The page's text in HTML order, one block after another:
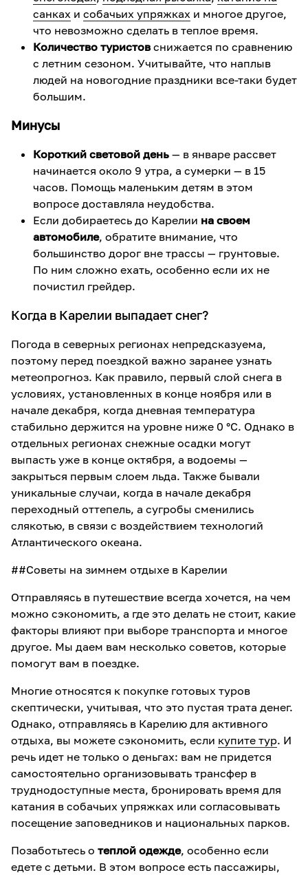
санках и собачьих упряжках и многое другое,
что невозможно сделать в теплое время.
Количество туристов снижается по сравнению
с летним сезоном. Учитывайте, что наплыв
людей на новогодние праздники все-таки будет
большим.
Минусы
Короткий световой день — в январе рассвет
начинается около 9 утра, а сумерки — в 15
часов. Помощь маленьким детям в этом
вопросе доставляла неудобства.
Если добираетесь до Карелии на своем
автомобиле, обратите внимание, что
большинство дорог вне трассы — грунтовые.
По ним сложно ехать, особенно если их не
почистил грейдер.
Когда в Карелии выпадает снег?
Погода в северных регионах непредсказуема,
поэтому перед поездкой важно заранее узнать
метеопрогноз. Как правило, первый слой снега в
условиях, установленных в конце ноября или в
начале декабря, когда дневная температура
стабильно держится на уровне ниже 0 °С. Однако в
отдельных регионах снежные осадки могут
выпасть уже в конце октября, а водоемы —
закрыться первым слоем льда. Также бывали
уникальные случаи, когда в начале декабря
переходный оттепель, а сугробы сменились
слякотью, в связи с воздействием технологий
Атлантического океана.
##Советы на зимнем отдыхе в Карелии
Отправляясь в путешествие всегда хочется, на чем
можно сэкономить, а где это делать не стоит, какие
факторы влияют при выборе транспорта и многое
другое. Мы даем вам несколько советов, которые
помогут вам в поездке.
Многие относятся к покупке готовых туров
скептически, учитывая, что это пустая трата денег.
Однако, отправляясь в Карелию для активного
отдыха, вы можете сэкономить, если купите тур. И
речь идет не только о деньгах: вам не придется
самостоятельно организовывать трансфер в
труднодоступные места, бронировать время для
катания в собачьих упряжках или согласовывать
посещение заповедников и национальных парков.
Позаботьтесь о теплой одежде, особенно если
едете с детьми. В этом вопросе есть пассажиры,